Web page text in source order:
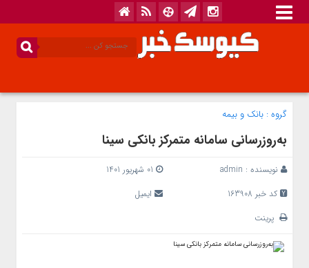
گروه : بانک‌ و بیمه
به‌روزرسانی سامانه متمرکز بانکی سینا
نویسنده : admin
کد خبر 163908
ایمیل
پرینت